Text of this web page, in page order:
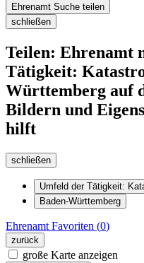
Ehrenamt Suche teilen
schließen
Teilen: Ehrenamt
Tätigkeit:
Württemberg auf
Bildern und
hilft
schließen
Umfeld der Tätigkeit:
Baden-Württemberg
Ehrenamt Favoriten (0)
zurück
große Karte anzeigen